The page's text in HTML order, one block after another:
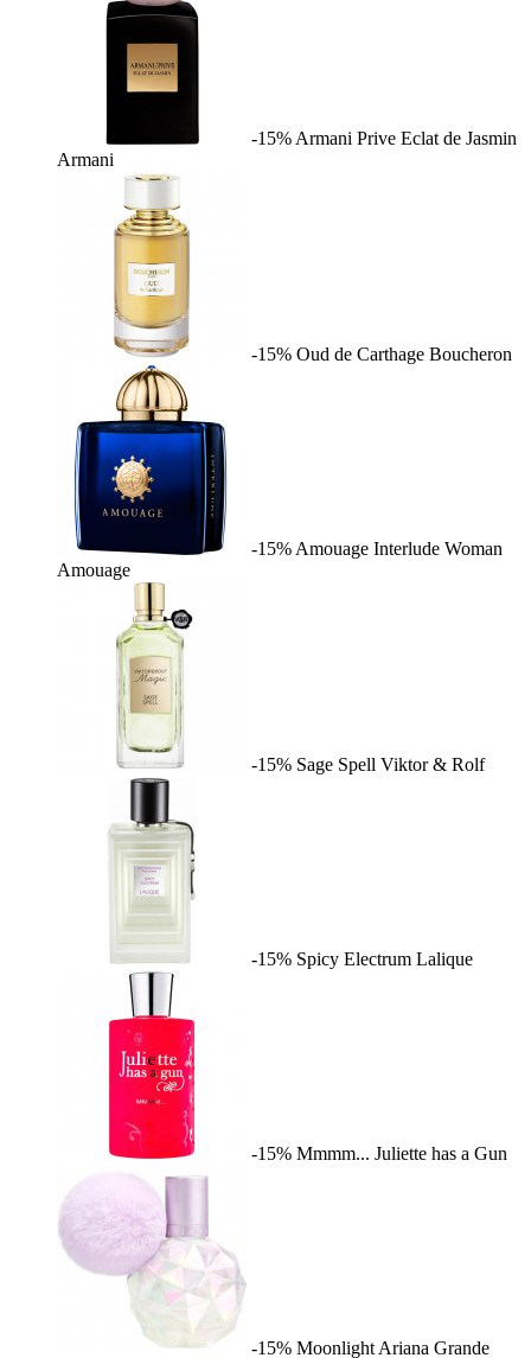
-15% Armani Prive Eclat de Jasmin
Armani
-15% Oud de Carthage Boucheron
-15% Amouage Interlude Woman
Amouage
-15% Sage Spell Viktor & Rolf
-15% Spicy Electrum Lalique
-15% Mmmm... Juliette has a Gun
-15% Moonlight Ariana Grande